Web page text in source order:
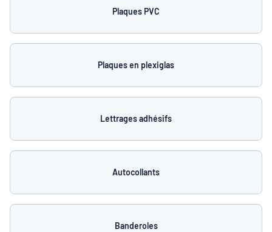
Plaques PVC
Plaques en plexiglas
Lettrages adhésifs
Autocollants
Banderoles